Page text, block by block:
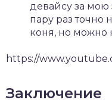
девайсу за
пару раз точно
коня, но можно
https://
Заключение